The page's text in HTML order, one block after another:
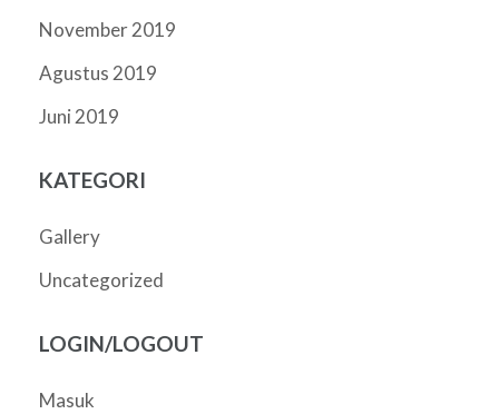
November 2019
Agustus 2019
Juni 2019
KATEGORI
Gallery
Uncategorized
LOGIN/LOGOUT
Masuk